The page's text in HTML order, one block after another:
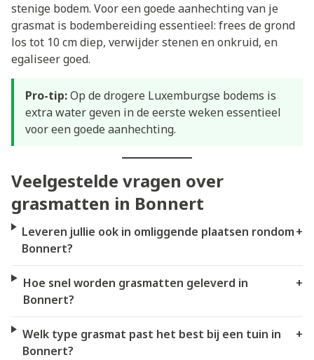
stenige bodem. Voor een goede aanhechting van je
grasmat is bodembereiding essentieel: frees de grond
los tot 10 cm diep, verwijder stenen en onkruid, en
egaliseer goed.
Pro-tip:Op de drogere Luxemburgse bodems is
extra water geven in de eerste weken essentieel
voor een goede aanhechting.
Veelgestelde vragen over
grasmatten in Bonnert
Leveren jullie ook in omliggende plaatsen rondom
Bonnert?
+
Hoe snel worden grasmatten geleverd in
Bonnert?
+
Welk type grasmat past het best bij een tuin in
Bonnert?
+